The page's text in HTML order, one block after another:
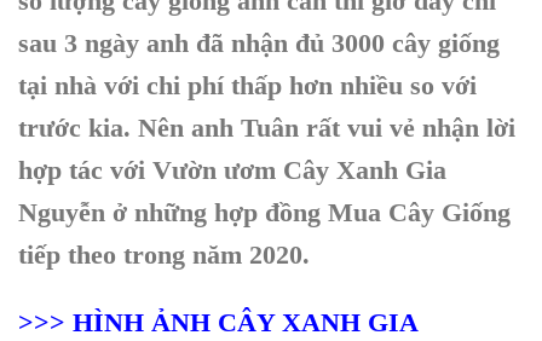
sau 3 ngày anh đã nhận đủ 3000 cây giống
tại nhà với chi phí thấp hơn nhiều so với
trước kia. Nên anh Tuân rất vui vẻ nhận lời
hợp tác với Vườn ươm Cây Xanh Gia
Nguyễn ở những hợp đồng Mua Cây Giống
tiếp theo trong năm 2020.
>>> HÌNH ẢNH CÂY XANH GIA